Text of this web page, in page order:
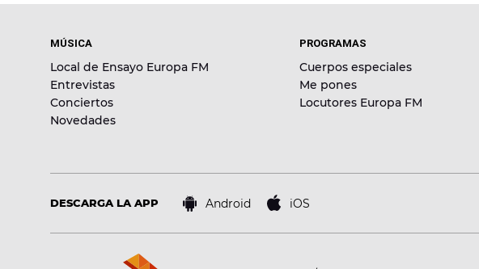
MÚSICA
Local de Ensayo Europa FM
Entrevistas
Conciertos
Novedades
PROGRAMAS
Cuerpos especiales
Me pones
Locutores Europa FM
DESCARGA LA APP Android iOS